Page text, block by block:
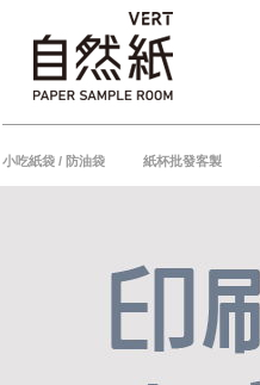
小吃紙袋 / 防油袋 紙杯批發客製